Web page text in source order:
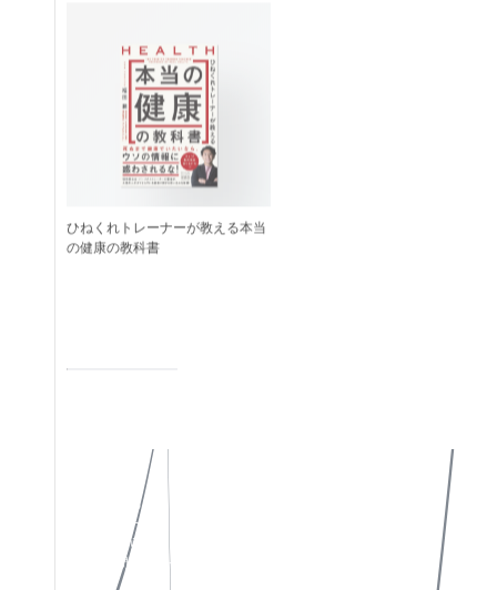
ひねくれトレーナーが教える本当
の健康の教科書
私たちについて
作品一覧
お知らせ
お問い合わせ